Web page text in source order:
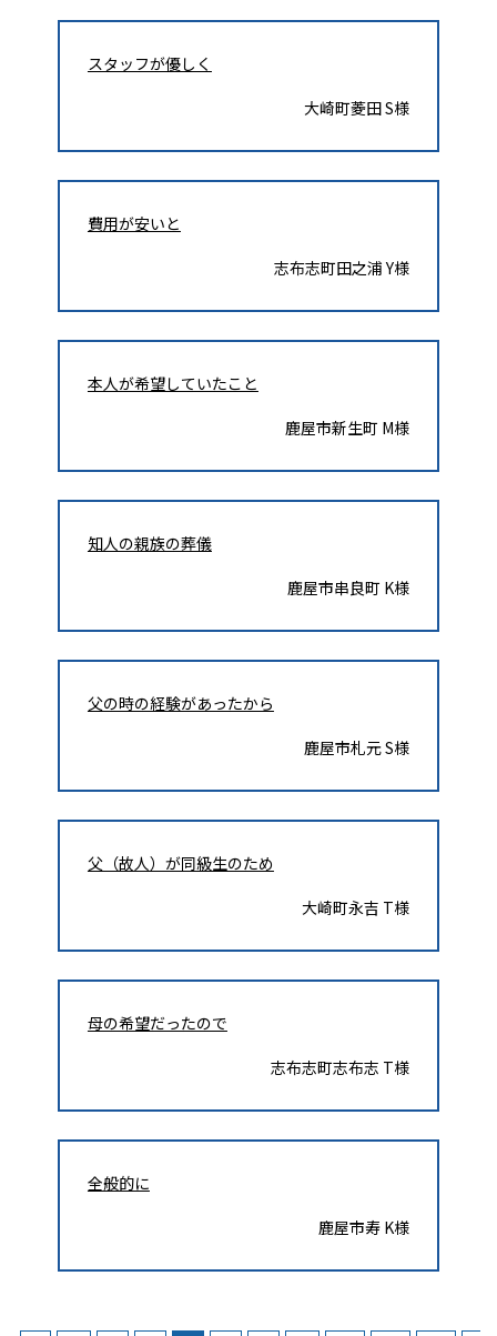
スタッフが優しく
大崎町菱田 S様
費用が安いと
志布志町田之浦 Y様
本人が希望していたこと
鹿屋市新生町 M様
知人の親族の葬儀
鹿屋市串良町 K様
父の時の経験があったから
鹿屋市札元 S様
父（故人）が同級生のため
大崎町永吉 T様
母の希望だったので
志布志町志布志 T様
全般的に
鹿屋市寿 K様